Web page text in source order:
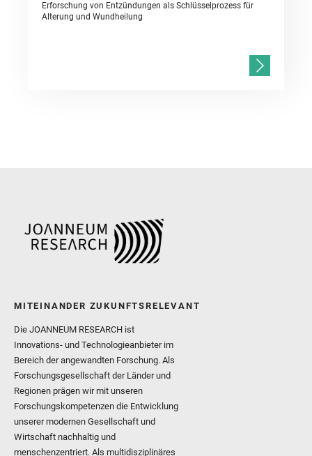
Erforschung von Entzündungen als Schlüsselprozess für
Alterung und Wundheilung
MITEINANDER ZUKUNFTSRELEVANT
Die JOANNEUM RESEARCH ist
Innovations- und Technologieanbieter im
Bereich der angewandten Forschung. Als
Forschungsgesellschaft der Länder und
Regionen prägen wir mit unseren
Forschungskompetenzen die Entwicklung
unserer modernen Gesellschaft und
Wirtschaft nachhaltig und
menschenzentriert. Als multidisziplinäres